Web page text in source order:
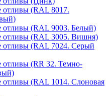
(RAL 8017.
(RAL 9003. Белый)
отливы (RAL 3005. Вишня)
отливы (RAL 7024. Серый
(RR 32. Темно-
(RAL 1014. Слоновая